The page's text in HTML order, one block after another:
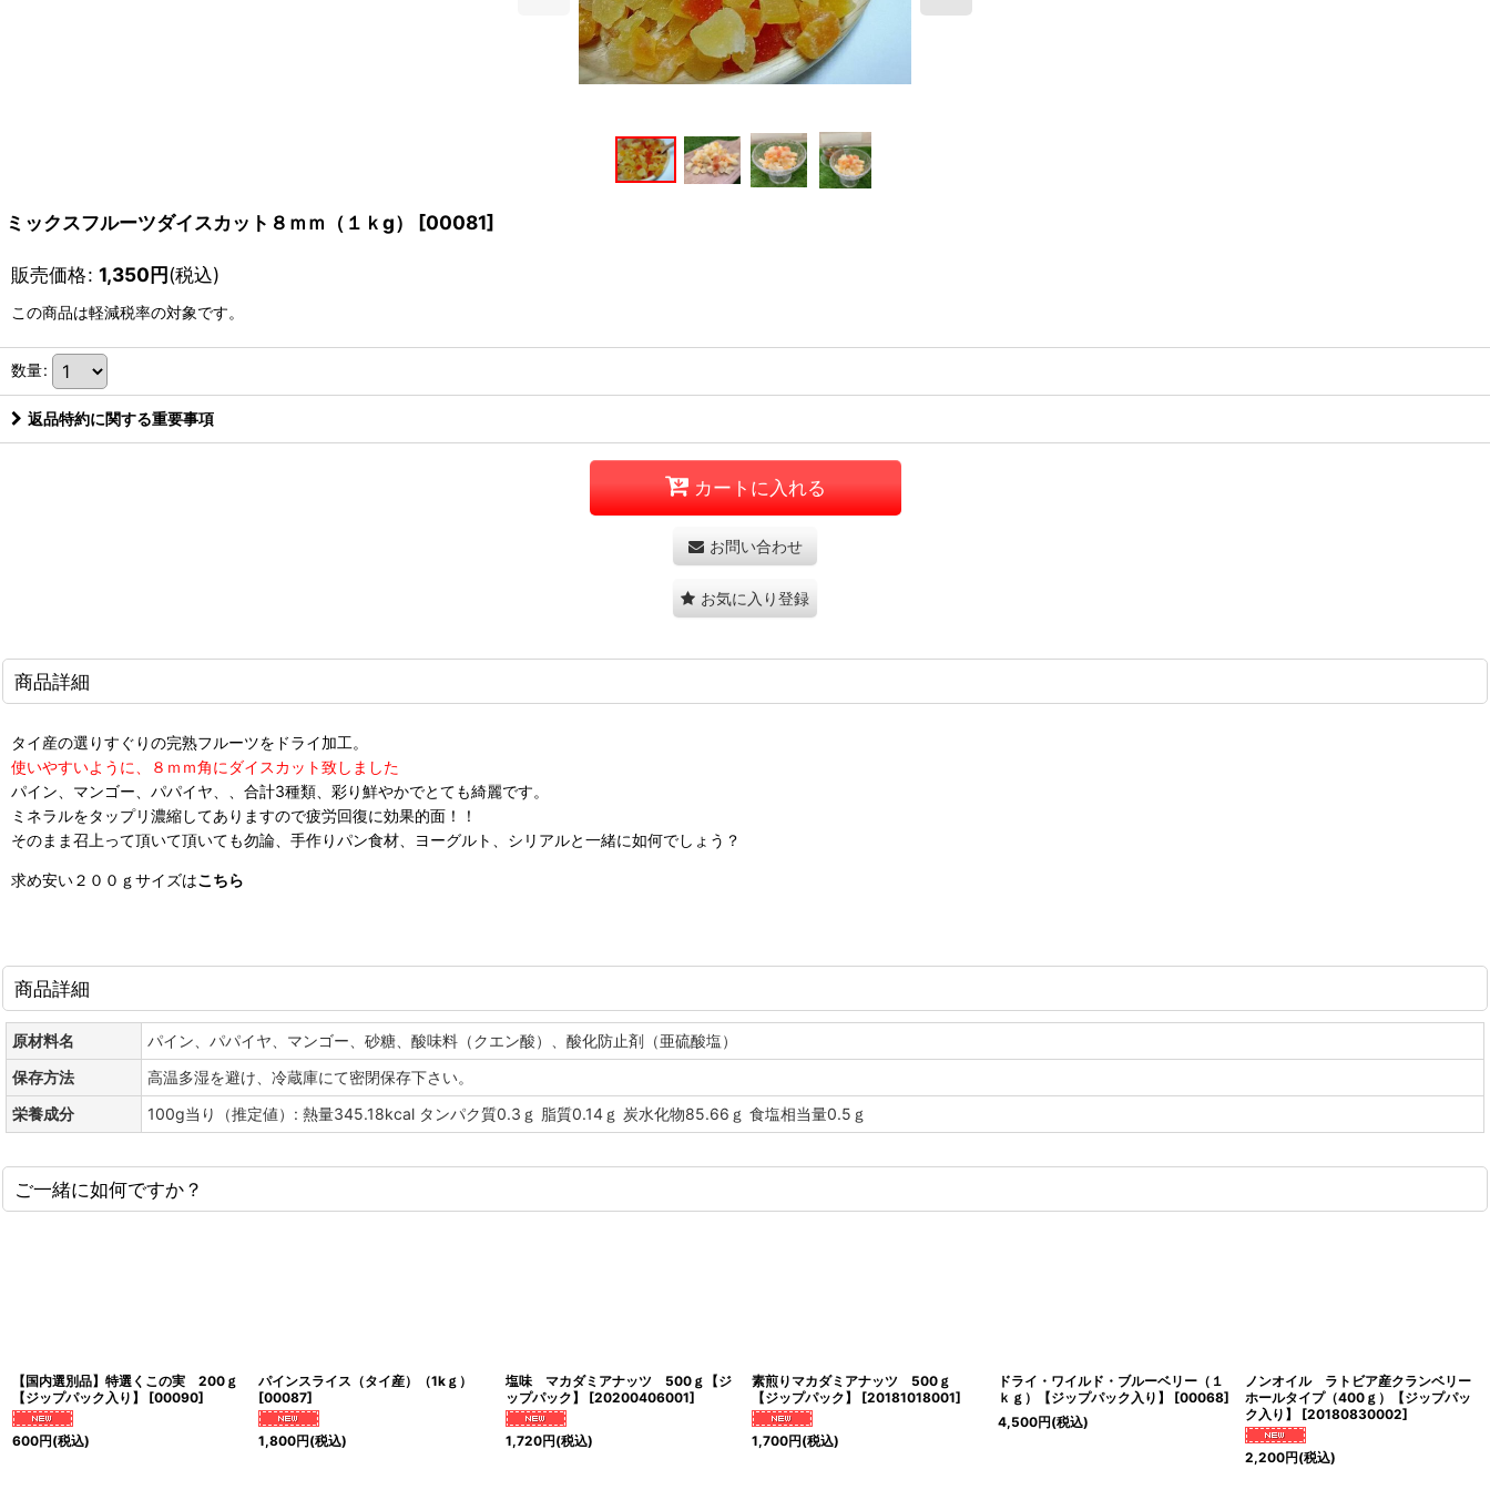
ミックスフルーツダイスカット８ｍｍ（１ｋg） [00081]
販売価格: 1,350円(税込)
この商品は軽減税率の対象です。
数量:
返品特約に関する重要事項
カートに入れる
お問い合わせ
お気に入り登録
商品詳細
タイ産の選りすぐりの完熟フルーツをドライ加工。
使いやすいように、８ｍｍ角にダイスカット致しました
パイン、マンゴー、パパイヤ、、合計3種類、彩り鮮やかでとても綺麗です。
ミネラルをタップリ濃縮してありますので疲労回復に効果的面！！
そのまま召上って頂いて頂いても勿論、手作りパン食材、ヨーグルト、シリアルと一緒に如何でしょう？
求め安い２００ｇサイズはこちら
商品詳細
原材料名
パイン、パパイヤ、マンゴー、砂糖、酸味料（クエン酸）、酸化防止剤（亜硫酸塩）
保存方法
高温多湿を避け、冷蔵庫にて密閉保存下さい。
栄養成分
100g当り（推定値）: 熱量345.18kcal タンパク質0.3ｇ 脂質0.14ｇ 炭水化物85.66ｇ 食塩相当量0.5ｇ
ご一緒に如何ですか？
【国内選別品】特選くこの実 200ｇ
【ジップパック入り】
[00090]
600円(税込)
パインスライス（タイ産）（1kｇ）
[00087]
1,800円(税込)
塩味 マカダミアナッツ 500ｇ【ジ
ップパック】
[20200406001]
1,720円(税込)
素煎りマカダミアナッツ 500ｇ
【ジップパック】
[20181018001]
1,700円(税込)
ドライ・ワイルド・ブルーベリー（１
ｋｇ）【ジップパック入り】
[00068]
4,500円(税込)
ノンオイル ラトビア産クランベリー
ホールタイプ（400ｇ）【ジップパッ
ク入り】
[20180830002]
2,200円(税込)